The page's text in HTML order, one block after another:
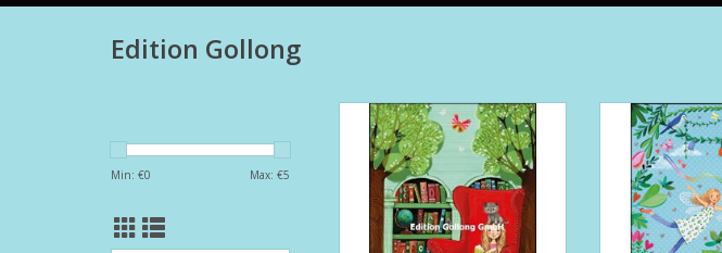
Edition Gollong
Min: €0 Max: €5
Edition Gollong WK EG 1-6474
TOEVOEGEN AAN WINKELWAGEN
Edition Gollong
TOEVOEGEN